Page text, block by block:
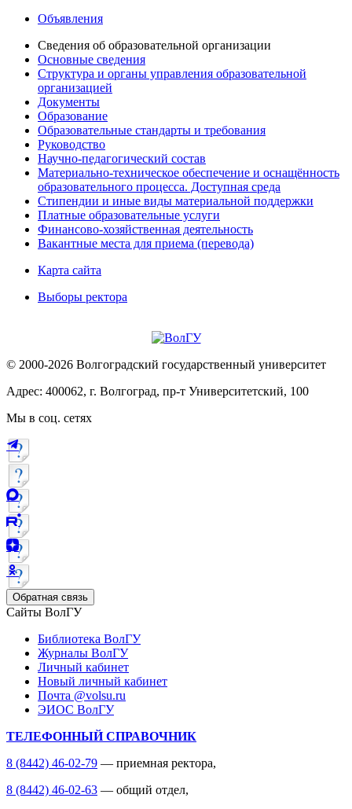
Объявления
Сведения об образовательной организации
Основные сведения
Структура и органы управления образовательной
организацией
Документы
Образование
Образовательные стандарты и требования
Руководство
Научно-педагогический состав
Материально-техническое обеспечение и оснащённость
образовательного процесса. Доступная среда
Стипендии и иные виды материальной поддержки
Платные образовательные услуги
Финансово-хозяйственная деятельность
Вакантные места для приема (перевода)
Карта сайта
Выборы ректора
© 2000-2026 Волгоградский государственный университет
Адрес: 400062, г. Волгоград, пр-т Университетский, 100
Мы в соц. сетях
Обратная связь
Сайты ВолГУ
Библиотека ВолГУ
Журналы ВолГУ
Личный кабинет
Новый личный кабинет
Почта @volsu.ru
ЭИОС ВолГУ
ТЕЛЕФОННЫЙ СПРАВОЧНИК
8 (8442) 46-02-79 — приемная ректора,
8 (8442) 46-02-63 — общий отдел,